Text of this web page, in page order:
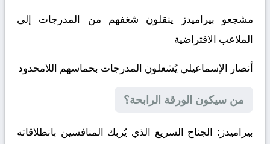
مشجعو بيراميدز ينقلون شغفهم من المدرجات إلى
الملاعب الافتراضية
أنصار الإسماعيلي يُشعلون المدرجات بحماسهم اللامحدود
من سيكون الورقة الرابحة؟
بيراميدز: الجناح السريع الذي يُربك المنافسين بانطلاقاته